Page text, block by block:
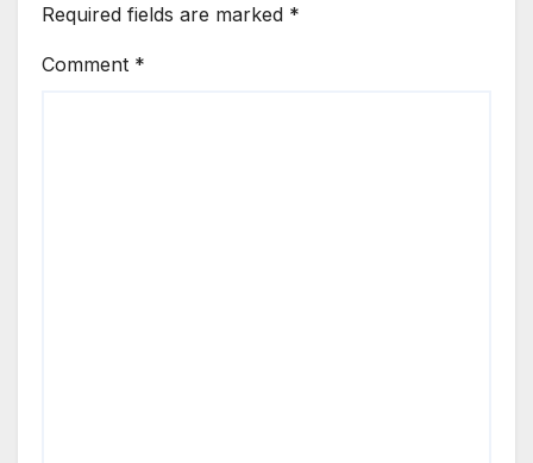
Required fields are marked *
Comment *